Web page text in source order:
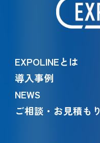
EXPOLINEとは
導入事例
NEWS
ご相談・お見積もり